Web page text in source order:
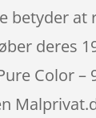
betyder at
deres
Color –